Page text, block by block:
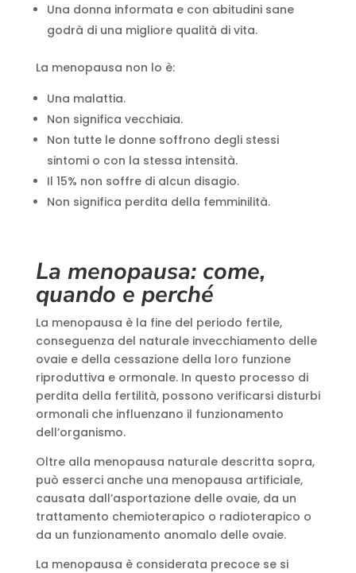
Una donna informata e con abitudini sane
godrà di una migliore qualità di vita.
La menopausa non lo è:
Una malattia.
Non significa vecchiaia.
Non tutte le donne soffrono degli stessi
sintomi o con la stessa intensità.
Il 15% non soffre di alcun disagio.
Non significa perdita della femminilità.
La menopausa: come,
quando e perché
La menopausa è la fine del periodo fertile,
conseguenza del naturale invecchiamento delle
ovaie e della cessazione della loro funzione
riproduttiva e ormonale. In questo processo di
perdita della fertilità, possono verificarsi disturbi
ormonali che influenzano il funzionamento
dell’organismo.
Oltre alla menopausa naturale descritta sopra,
può esserci anche una menopausa artificiale,
causata dall’asportazione delle ovaie, da un
trattamento chemioterapico o radioterapico o
da un funzionamento anomalo delle ovaie.
La menopausa è considerata precoce se si